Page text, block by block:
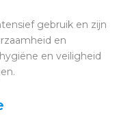
gebruik en zijn
en
en veiligheid